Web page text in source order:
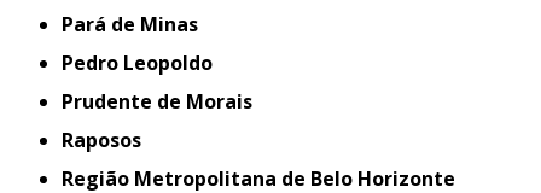
Pará de Minas
Pedro Leopoldo
Prudente de Morais
Raposos
Região Metropolitana de Belo Horizonte